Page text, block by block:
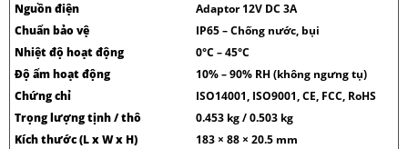
Nguồn điện
Adaptor 12V DC 3A
Chuẩn bảo vệ
IP65 – Chống nước, bụi
Nhiệt độ hoạt động
0°C – 45°C
Độ ẩm hoạt động
10% – 90% RH (không ngưng tụ)
Chứng chỉ
ISO14001, ISO9001, CE, FCC, RoHS
Trọng lượng tịnh / thô
0.453 kg / 0.503 kg
Kích thước (L x W x H)
183 × 88 × 20.5 mm